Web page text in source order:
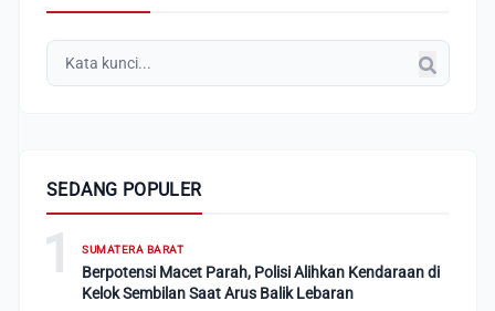
SEDANG POPULER
1 SUMATERA BARAT
Berpotensi Macet Parah, Polisi Alihkan Kendaraan di
Kelok Sembilan Saat Arus Balik Lebaran